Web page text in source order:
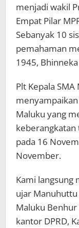
menjadi wakil
Empat Pilar
Sebanyak 10
pemahaman
1945,
Plt Kepala
menyampaikan
Maluku yang
keberangkatan
pada 16
November.
Kami langsung
ujar
Maluku Benhur
kantor DPRD,